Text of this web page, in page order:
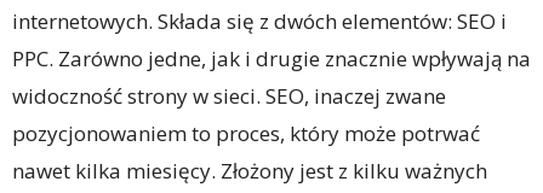
internetowych. Składa się z dwóch elementów: SEO i
PPC. Zarówno jedne, jak i drugie znacznie wpływają na
widoczność strony w sieci. SEO, inaczej zwane
pozycjonowaniem to proces, który może potrwać
nawet kilka miesięcy. Złożony jest z kilku ważnych